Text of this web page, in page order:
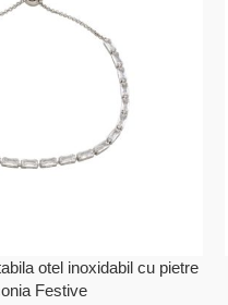
otel inoxidabil cu pietre
Festive